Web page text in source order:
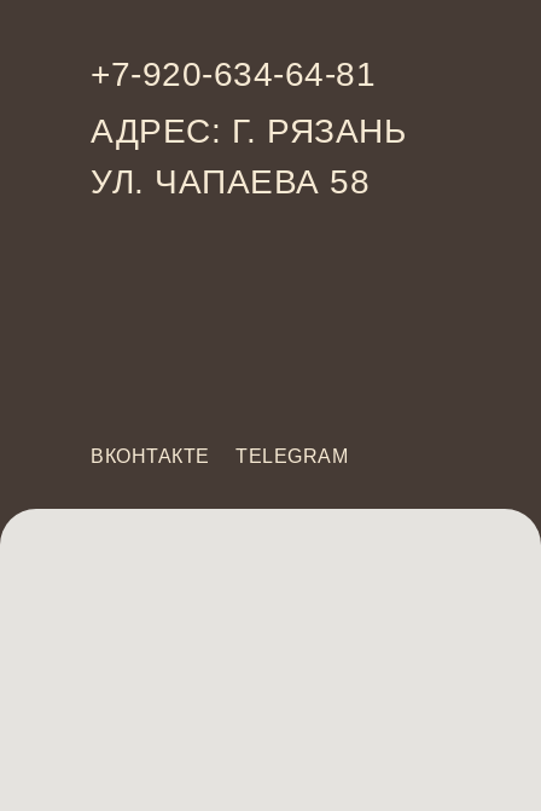
+7-920-634-64-81
АДРЕС: Г. РЯЗАНЬ
УЛ. ЧАПАЕВА 58
ВКОНТАКТЕ TELEGRAM